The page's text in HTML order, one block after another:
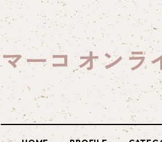
マーコ オンラ